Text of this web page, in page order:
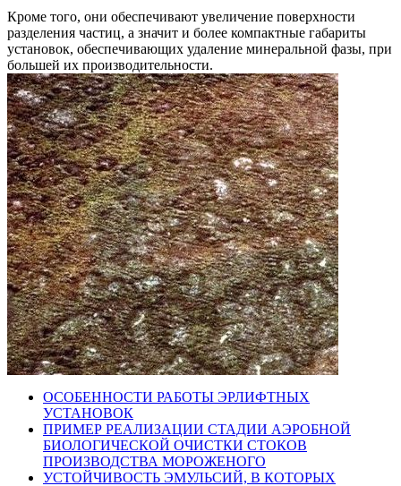
Кроме того, они обеспечивают увеличение поверхности
разделения частиц, а значит и более компактные габариты
установок, обеспечивающих удаление минеральной фазы, при
большей их производительности.
ОСОБЕННОСТИ РАБОТЫ ЭРЛИФТНЫХ
УСТАНОВОК
ПРИМЕР РЕАЛИЗАЦИИ СТАДИИ АЭРОБНОЙ
БИОЛОГИЧЕСКОЙ ОЧИСТКИ СТОКОВ
ПРОИЗВОДСТВА МОРОЖЕНОГО
УСТОЙЧИВОСТЬ ЭМУЛЬСИЙ, В КОТОРЫХ